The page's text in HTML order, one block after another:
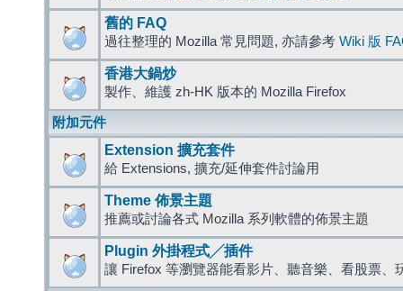
舊的 FAQ
過往整理的 Mozilla 常見問題, 亦請參考 Wiki 版
香港大鍋炒
製作、維護 zh-HK 版本的 Mozilla Firefox
附加元件
Extension 擴充套件
給 Extensions, 擴充/延伸套件討論用
Theme 佈景主題
推薦或討論各式 Mozilla 系列軟體的佈景主題
Plugin 外掛程式╱插件
讓 Firefox 等瀏覽器能看影片、聽音樂、看股票、